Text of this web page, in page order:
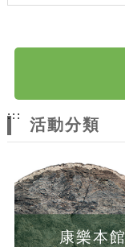
:::
活動分類
康樂本